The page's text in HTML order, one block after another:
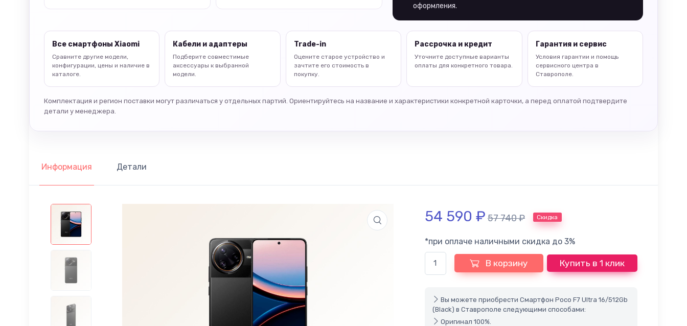
оформления.
Все смартфоны Xiaomi
Сравните другие модели,
конфигурации, цены и наличие в
каталоге.
Кабели и адаптеры
Подберите совместимые
аксессуары к выбранной
модели.
Trade-in
Оцените старое устройство и
зачтите его стоимость в
покупку.
Рассрочка и кредит
Уточните доступные варианты
оплаты для конкретного товара.
Гарантия и сервис
Условия гарантии и помощь
сервисного центра в
Ставрополе.
Комплектация и регион поставки могут различаться у отдельных партий. Ориентируйтесь на название и характеристики конкретной карточки, а перед оплатой подтвердите
детали у менеджера.
Информация Детали
54 590 ₽ 57 740₽ Скидка
*при оплаче наличными скидка до 3%
В корзину Купить в 1 клик
Вы можете приобрести Смартфон Poco F7 Ultra 16/512Gb
(Black) в Ставрополе следующими способами:
Оригинал 100%.